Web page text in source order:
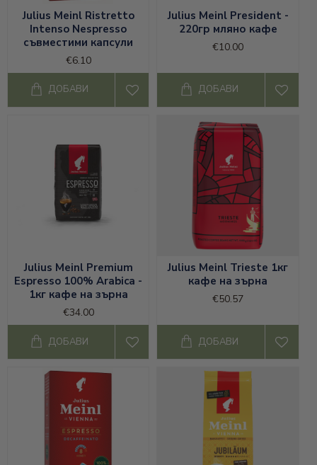
Julius Meinl Ristretto
Intenso Nespresso
съвместими капсули
€6.10
ДОБАВИ
Julius Meinl President -
220гр мляно кафе
€10.00
ДОБАВИ
Julius Meinl Premium
Espresso 100% Arabica -
1кг кафе на зърна
€34.00
ДОБАВИ
Julius Meinl Trieste 1кг
кафе на зърна
€50.57
ДОБАВИ